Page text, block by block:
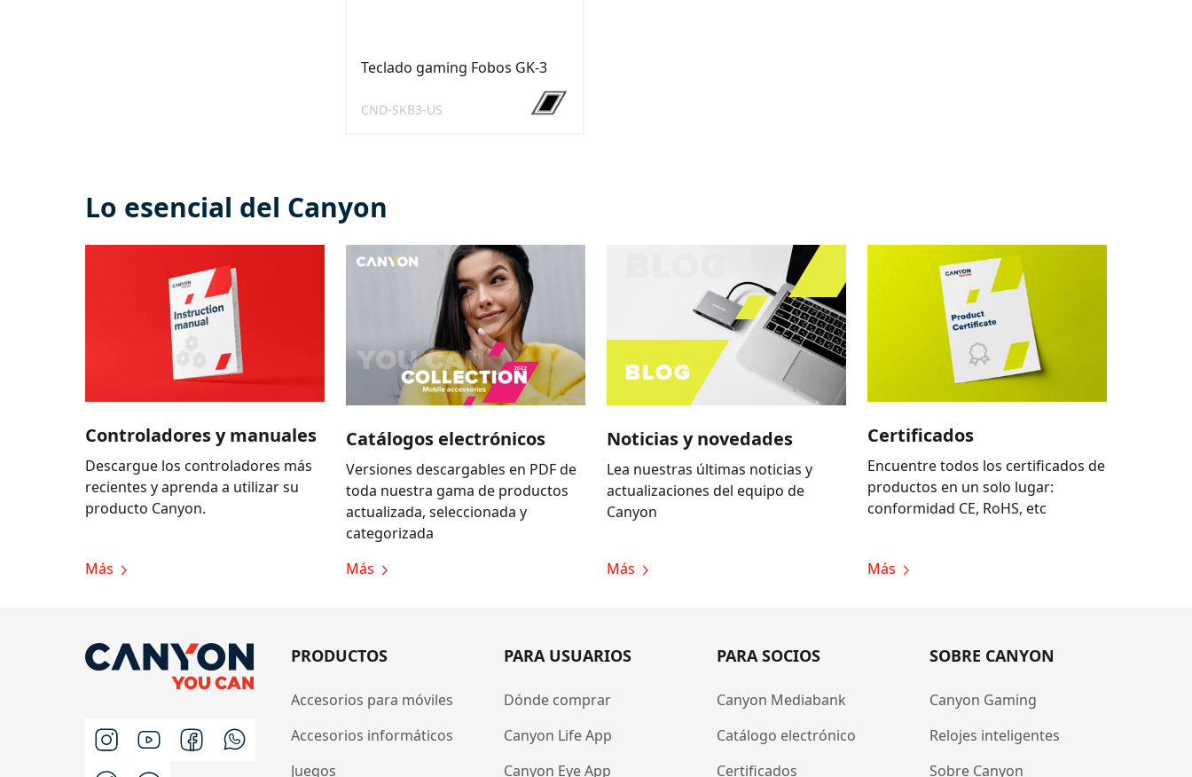
Teclado gaming Fobos GK-3
CND-SKB3-US
Lo esencial del Canyon
Controladores y manuales
Descargue los controladores más
recientes y aprenda a utilizar su
producto Canyon.
Más
Catálogos electrónicos
Versiones descargables en PDF de
toda nuestra gama de productos
actualizada, seleccionada y
categorizada
Más
Noticias y novedades
Lea nuestras últimas noticias y
actualizaciones del equipo de
Canyon
Más
Certificados
Encuentre todos los certificados de
productos en un solo lugar:
conformidad CE, RoHS, etc
Más
PRODUCTOS
Accesorios para móviles
Accesorios informáticos
Juegos
PARA USUARIOS
Dónde comprar
Canyon Life App
Canyon Eye App
PARA SOCIOS
Canyon Mediabank
Catálogo electrónico
Certificados
SOBRE CANYON
Canyon Gaming
Relojes inteligentes
Sobre Canyon